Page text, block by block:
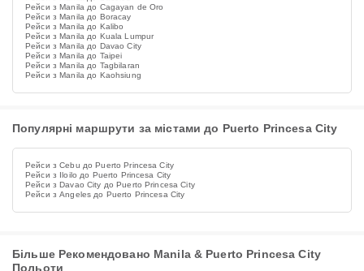
Рейси з Manila до Cagayan de Oro
Рейси з Manila до Boracay
Рейси з Manila до Kalibo
Рейси з Manila до Kuala Lumpur
Рейси з Manila до Davao City
Рейси з Manila до Taipei
Рейси з Manila до Tagbilaran
Рейси з Manila до Kaohsiung
Популярні маршрути за містами до Puerto Princesa City
Рейси з Cebu до Puerto Princesa City
Рейси з Iloilo до Puerto Princesa City
Рейси з Davao City до Puerto Princesa City
Рейси з Angeles до Puerto Princesa City
Більше Рекомендовано Manila & Puerto Princesa City
Польоти